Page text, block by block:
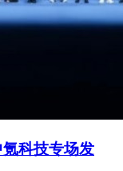
氪科技专场发